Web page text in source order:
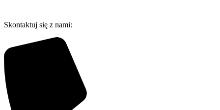
treści
Skontaktuj się z nami: